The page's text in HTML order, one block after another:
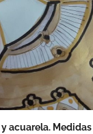
acuarela. Medidas